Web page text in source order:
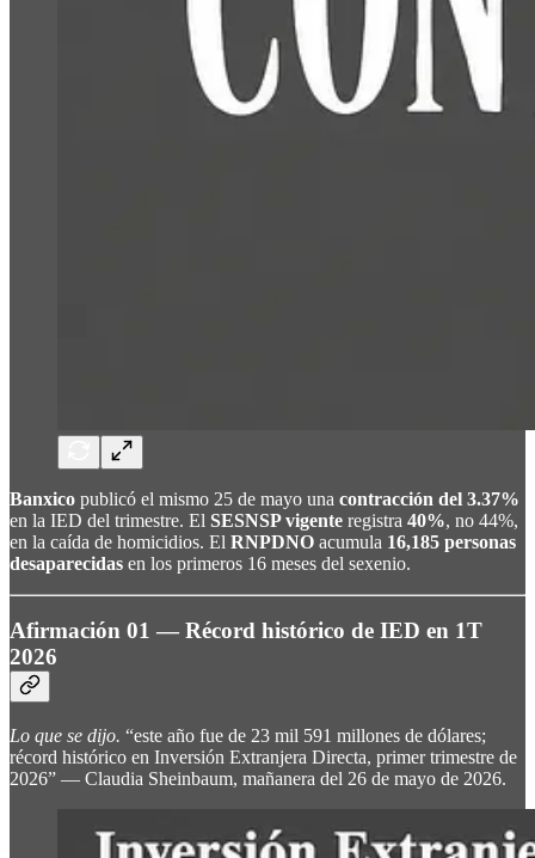
Banxico publicó el mismo 25 de mayo una contracción del 3.37%
en la IED del trimestre. El SESNSP vigente registra 40%, no 44%,
en la caída de homicidios. El RNPDNO acumula 16,185 personas
desaparecidas en los primeros 16 meses del sexenio.
Afirmación 01 — Récord histórico de IED en 1T
2026
Lo que se dijo. “este año fue de 23 mil 591 millones de dólares;
récord histórico en Inversión Extranjera Directa, primer trimestre de
2026” — Claudia Sheinbaum, mañanera del 26 de mayo de 2026.